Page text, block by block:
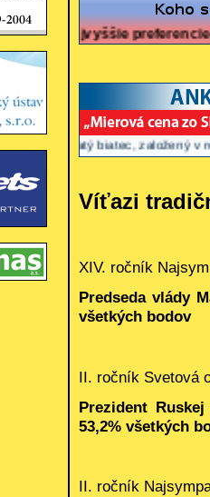
Najvyššie preferencie mali k 9.
*Zlatý biatec, založený v roku
Víťazi
XIV. ročník
Predseda vlády
všetkých bodov
II. ročník Svetová
Prezident
53,2% všetkých
II. ročník